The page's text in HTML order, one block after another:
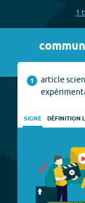
1
1
article
SIGNE DÉFINITION